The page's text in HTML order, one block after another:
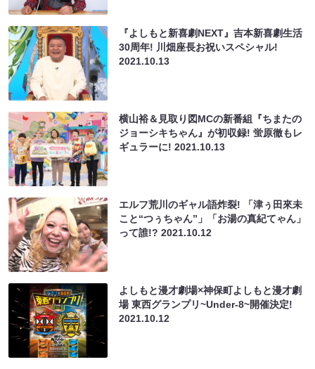
『よしもと新喜劇NEXT』吉本新喜劇生活
30周年! 川畑座長お祝いスペシャル!
2021.10.13
横山裕＆見取り図MCの新番組『ちまたの
ジョーシキちゃん』が初収録! 蛍原徹もレ
ギュラーに!2021.10.13
エルフ荒川のギャル語炸裂! 「津ぅ田來未
こと“つぅちゃん”」「お湯の真紀てゃん」
って誰!?2021.10.12
よしもと漫才劇場×神保町よしもと漫才劇
場 東西グランプリ~Under-8~開催決定!
2021.10.12